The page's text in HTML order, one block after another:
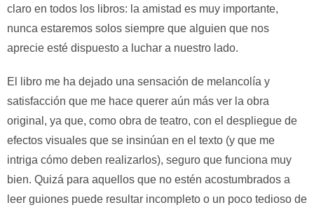
claro en todos los libros: la amistad es muy importante,
nunca estaremos solos siempre que alguien que nos
aprecie esté dispuesto a luchar a nuestro lado.
El libro me ha dejado una sensación de melancolía y
satisfacción que me hace querer aún más ver la obra
original, ya que, como obra de teatro, con el despliegue de
efectos visuales que se insinúan en el texto (y que me
intriga cómo deben realizarlos), seguro que funciona muy
bien. Quizá para aquellos que no estén acostumbrados a
leer guiones puede resultar incompleto o un poco tedioso de